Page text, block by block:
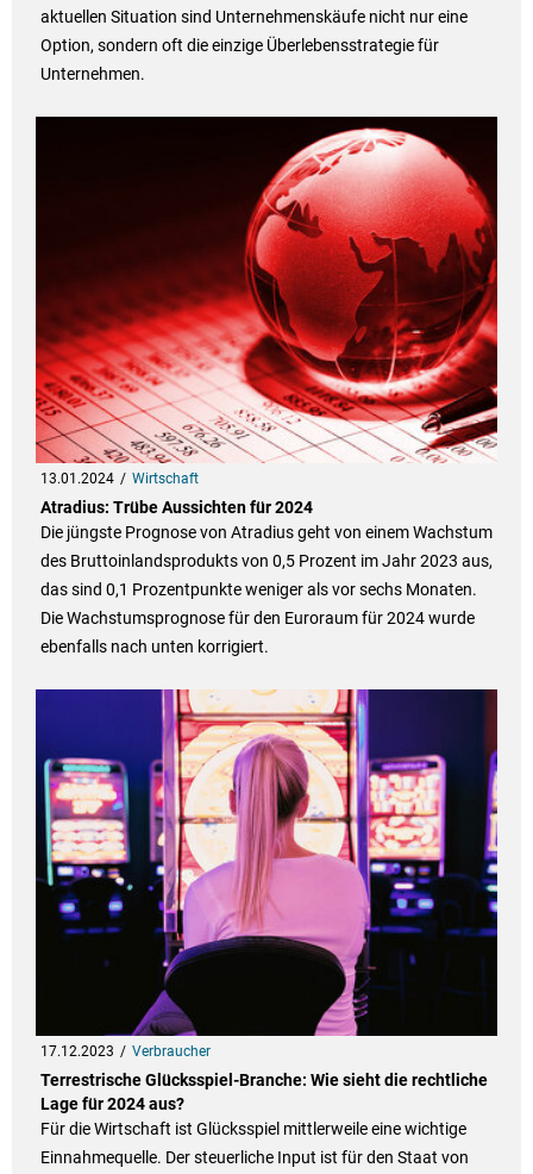
aktuellen Situation sind Unternehmenskäufe nicht nur eine
Option, sondern oft die einzige Überlebensstrategie für
Unternehmen.
13.01.2024 Wirtschaft
Atradius: Trübe Aussichten für 2024
Die jüngste Prognose von Atradius geht von einem Wachstum
des Bruttoinlandsprodukts von 0,5 Prozent im Jahr 2023 aus,
das sind 0,1 Prozentpunkte weniger als vor sechs Monaten.
Die Wachstumsprognose für den Euroraum für 2024 wurde
ebenfalls nach unten korrigiert.
17.12.2023 Verbraucher
Terrestrische Glücksspiel-Branche: Wie sieht die rechtliche
Lage für 2024 aus?
Für die Wirtschaft ist Glücksspiel mittlerweile eine wichtige
Einnahmequelle. Der steuerliche Input ist für den Staat von